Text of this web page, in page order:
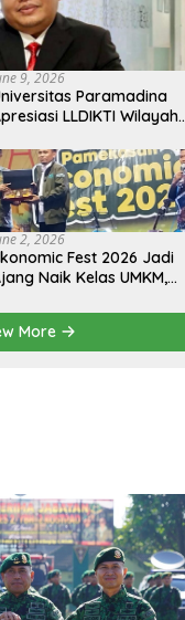
9, 2026
Paramadina
LLDIKTI Wilayah
Perguruan
Swasta
2, 2026
Fest 2026 Jadi
Naik Kelas UMKM,
Ekspor hingga
Usaha
More